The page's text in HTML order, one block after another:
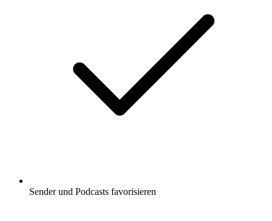
Sender und Podcasts favorisieren